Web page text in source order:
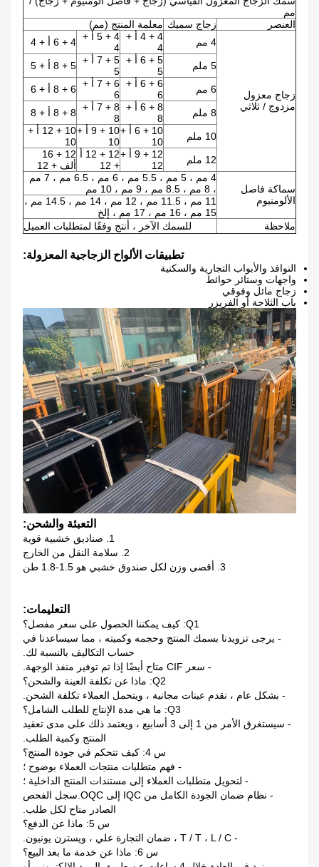
مم
العنصر
زجاج سميك معلمة المنتج (مم)
زجاج معزول
مزدوج / ثلاثي
4 مم
4 + 4 أ +
4
4 + 5 أ +
4
4 + 6 أ + 4
5 ملم
5 + 6 أ +
5
5 + 7 أ +
5
5 + 8 أ + 5
6 مم
6 + 6 أ +
6
6 + 7 أ +
6
6 + 8 أ + 6
8 ملم
8 + 6 أ +
8
8 + 7 أ +
8
8 + 8 أ + 8
10 ملم
10 + 6 أ +
10
10 + 9 أ +
10
10 + 12 أ +
10
12 ملم
12 + 9 أ +
12
12 + 12 أ
+ 12
12 + 16
ألف + 12
سماكة فاصل
الألومنيوم
4 مم ، 5 مم ، 5.5 مم ، 6 مم ، 6.5 مم ، 7 مم
، 8 مم ، 8.5 مم ، 9 مم ، 10 مم
11 مم ، 11.5 مم ، 12 مم ، 14 مم ، 14.5 مم ،
15 مم ، 16 مم ، 17 مم ، إلخ
ملاحظة
للسمك الآخر ، أنتج وفقًا لمتطلبات العميل
تطبيقات الألواح الزجاجية المعزولة:
النوافذ والأبواب التجارية والسكنية
واجهات وستائر حوائط
زجاج مائل وفوقي
باب الثلاجة أو الفريزر
التعبئة والشحن:
1. صناديق خشبية قوية
2. سلامة النقل من الخارج
3. أقصى وزن لكل صندوق خشبي هو 1.5-1.8 طن
التعليمات:
Q1: كيف يمكننا الحصول على سعر مفصل؟
- يرجى تزويدنا بسمك المنتج وحجمه وكميته ، مما سيساعدنا في
حساب التكاليف بالنسبة لك.
- سعر CIF متاح أيضًا إذا تم توفير منفذ الوجهة.
Q2: ماذا عن تكلفة العينة والشحن؟
- بشكل عام ، نقدم عينات مجانية ، ويتحمل العملاء تكلفة الشحن.
Q3: ما هي مدة الإنتاج للطلب الشامل؟
- سيستغرق الأمر من 1 إلى 3 أسابيع ، ويعتمد ذلك على مدى تعقيد
المنتج وكمية الطلب.
س 4: كيف تتحكم في جودة المنتج؟
- فهم متطلبات منتجات العملاء بوضوح ؛
- لتحويل متطلبات العملاء إلى مستندات المنتج الداخلية ؛
- نظام ضمان الجودة الكامل من IQC إلى OQC.سجل الفحص
الصادر متاح لكل طلب.
س 5: ماذا عن الدفع؟
- T / T ، L / C ، ضمان التجارة علي ، ويسترن يونيون.
س 6: ماذا عن خدمة ما بعد البيع؟